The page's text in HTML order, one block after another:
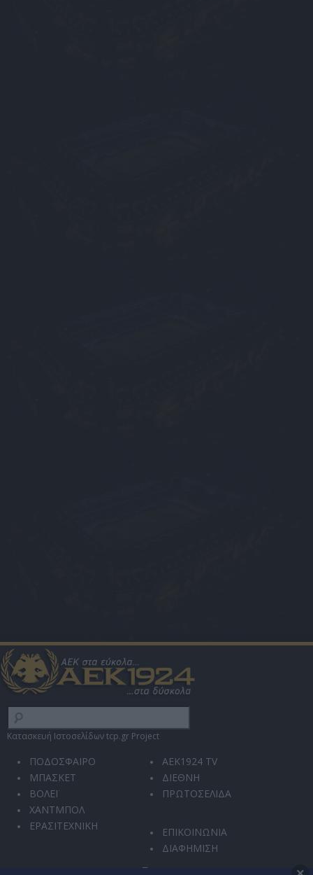
Κατασκευή Ιστοσελίδων tcp.gr Project
ΠΟΔΟΣΦΑΙΡΟ
ΜΠΑΣΚΕΤ
ΒΟΛΕΪ
ΧΑΝΤΜΠΟΛ
ΕΡΑΣΙΤΕΧΝΙΚΗ
AEK1924 TV
ΔΙΕΘΝΗ
ΠΡΩΤΟΣΕΛΙΔΑ
ΕΠΙΚΟΙΝΩΝΙΑ
ΔΙΑΦΗΜΙΣΗ